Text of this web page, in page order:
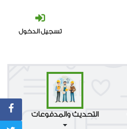
تسجيل الدخول
التحديث والمدفوعات